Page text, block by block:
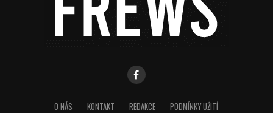
O NÁS KONTAKT REDAKCE
PODMÍNKY UŽITÍ